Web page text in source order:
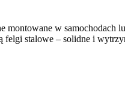
w samochodach
felgi stalowe – solidne i